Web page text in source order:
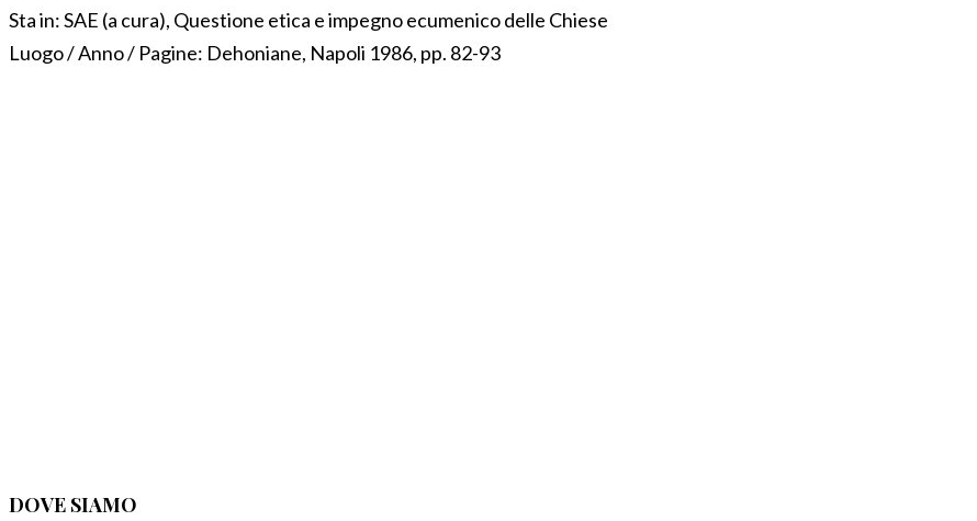
Sta in:SAE (a cura), Questione etica e impegno ecumenico delle Chiese
Luogo / Anno / Pagine: Dehoniane, Napoli 1986, pp. 82-93
DOVE SIAMO